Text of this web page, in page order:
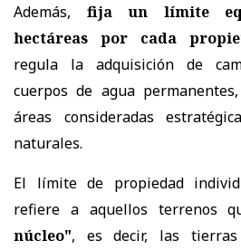
Además, fija un límite
hectáreas por cada
regula la adquisición de
cuerpos de agua
áreas consideradas
naturales.
El límite de propiedad
refiere a aquellos terrenos
núcleo", es decir, las